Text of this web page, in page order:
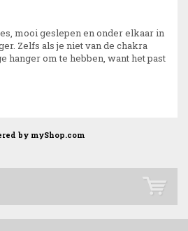
mooi geslepen en onder elkaar in
Zelfs als je niet van de chakra
hanger om te hebben, want het past
by myShop.com